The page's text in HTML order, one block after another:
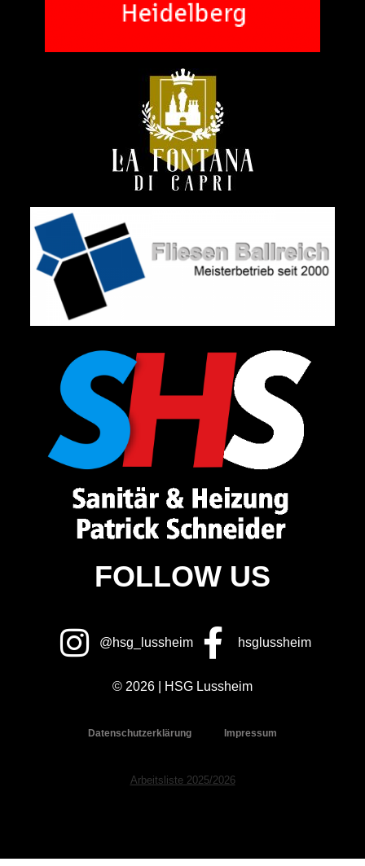
FOLLOW US
@hsg_lussheim hsglussheim
© 2026 | HSG Lussheim
Datenschutzerklärung Impressum
Arbeitsliste 2025/2026